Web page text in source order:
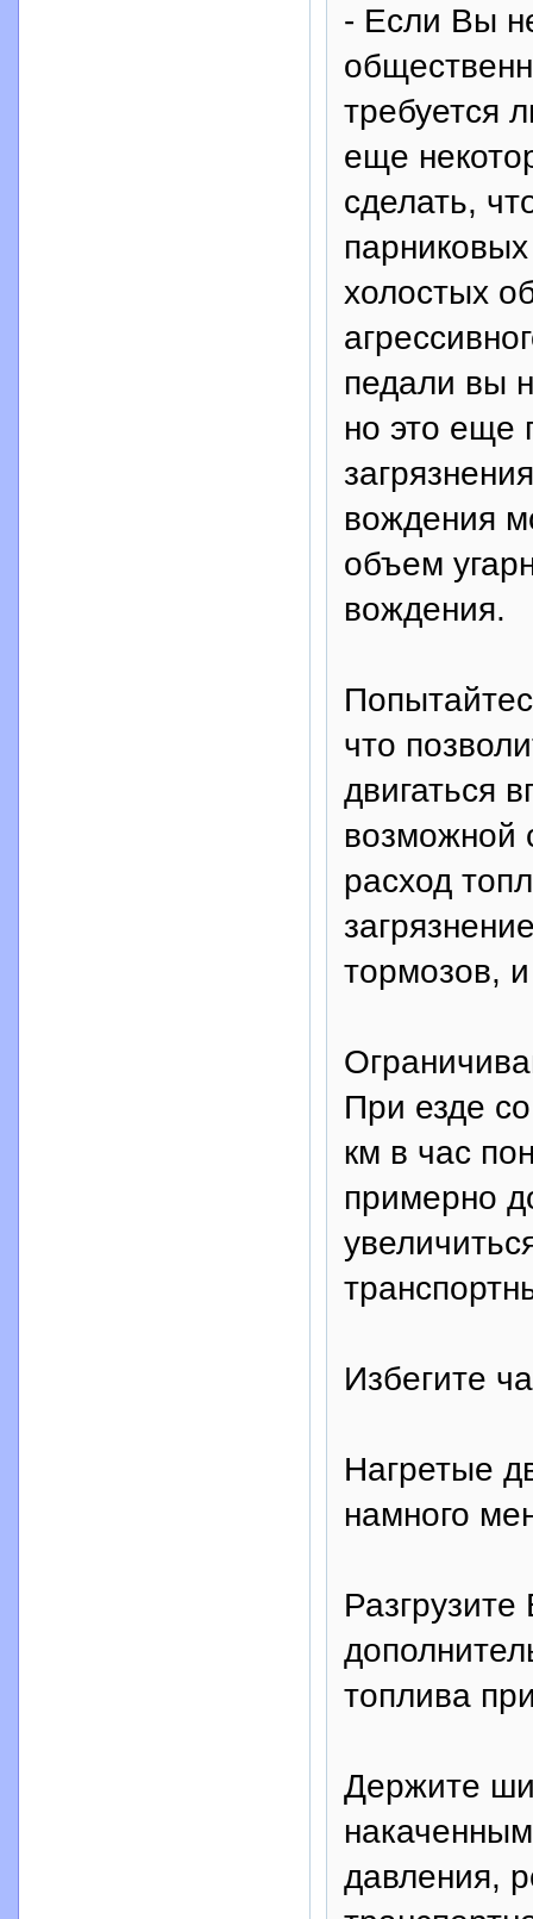
- Если Вы
требуется
еще
сделать,
холостых
педали вы
но это еще
вождения
объем
вождения.
что
двигаться
возможной
расход
тормозов,
При езде
км в час
примерно
Избегите
Нагретые
намного
топлива
Держите
давления,